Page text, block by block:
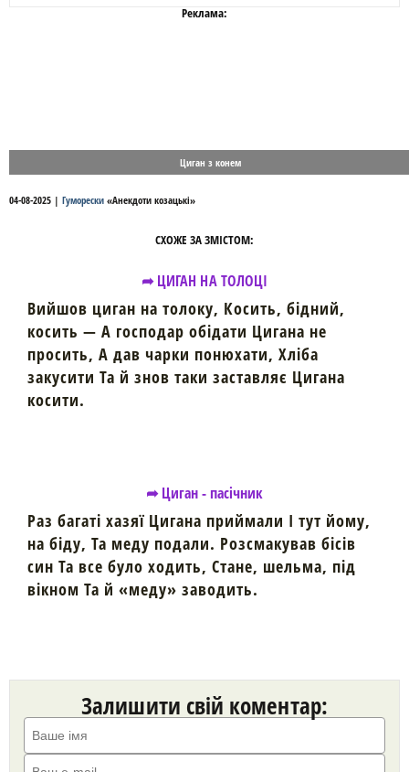
Реклама:
Циган з конем
04-08-2025 | Гуморески «Анекдоти козацькі»
СХОЖЕ ЗА ЗМІСТОМ:
➦ ЦИГАН НА ТОЛОЦІ
Вийшов циган на толоку, Косить, бідний,
косить — А господар обідати Цигана не
просить, А дав чарки понюхати, Хліба
закусити Та й знов таки заставляє Цигана
косити.
➦ Циган - пасічник
Раз багаті хазяї Цигана приймали І тут йому,
на біду, Та меду подали. Розсмакував бісів
син Та все було ходить, Стане, шельма, під
вікном Та й «меду» заводить.
Залишити свій коментар: